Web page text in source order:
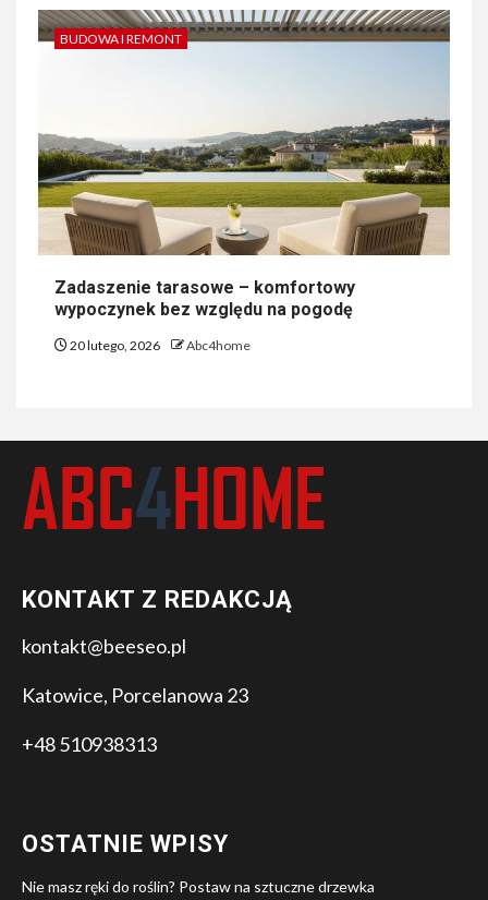
BUDOWA I REMONT
Zadaszenie tarasowe – komfortowy
wypoczynek bez względu na pogodę
20 lutego, 2026 Abc4home
KONTAKT Z REDAKCJĄ
kontakt@beeseo.pl
Katowice, Porcelanowa 23
+48 510938313
OSTATNIE WPISY
Nie masz ręki do roślin? Postaw na sztuczne drzewka